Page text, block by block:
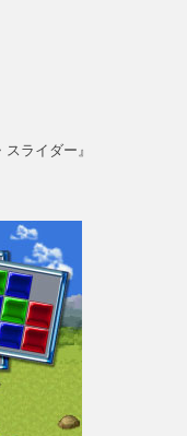
ライダー』